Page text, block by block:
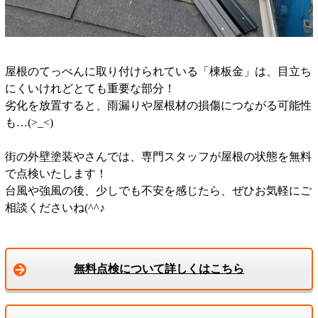
屋根のてっぺんに取り付けられている「棟板金」は、目立ち
にくいけれどとても重要な部分！
劣化を放置すると、雨漏りや屋根材の損傷につながる可能性
も…(>_<)
街の外壁塗装やさんでは、専門スタッフが屋根の状態を無料
で点検いたします！
台風や強風の後、少しでも不安を感じたら、ぜひお気軽にご
相談くださいね(^^♪
無料点検について詳しくはこちら